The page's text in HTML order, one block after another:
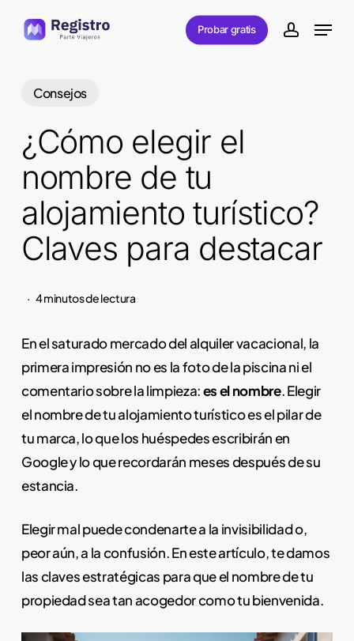
Probar gratis account
Menu
Consejos
¿Cómo elegir el
nombre de tu
alojamiento turístico?
Claves para destacar
4 minutos de lectura
En el saturado mercado del alquiler vacacional, la
primera impresión no es la foto de la piscina ni el
comentario sobre la limpieza:es el nombre. Elegir
el nombre de tu alojamiento turístico es el pilar de
tu marca, lo que los huéspedes escribirán en
Google y lo que recordarán meses después de su
estancia.
Elegir mal puede condenarte a la invisibilidad o,
peor aún, a la confusión. En este artículo, te damos
las claves estratégicas para que el nombre de tu
propiedad sea tan acogedor como tu bienvenida.